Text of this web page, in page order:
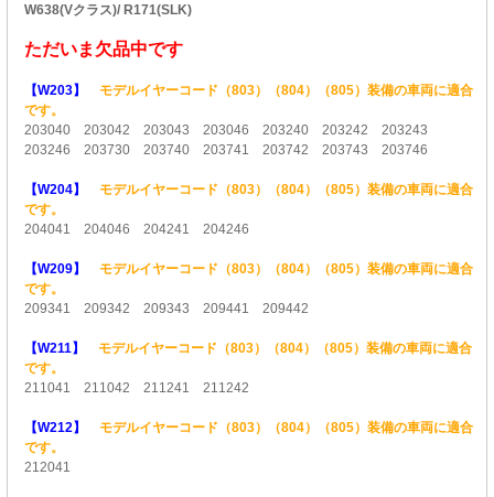
W638(Vクラス)/ R171(SLK)
ただいま欠品中です
【W203】
モデルイヤーコード（803）（804）（805）装備の車両に適合
です。
203040 203042 203043 203046 203240 203242 203243
203246 203730 203740 203741 203742 203743 203746
【W204】
モデルイヤーコード（803）（804）（805）装備の車両に適合
です。
204041 204046 204241 204246
【W209】
モデルイヤーコード（803）（804）（805）装備の車両に適合
です。
209341 209342 209343 209441 209442
【W211】
モデルイヤーコード（803）（804）（805）装備の車両に適合
です。
211041 211042 211241 211242
【W212】
モデルイヤーコード（803）（804）（805）装備の車両に適合
です。
212041